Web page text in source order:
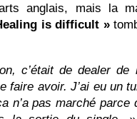
anglais, mais la
is difficult »
c’était de dealer de
faire avoir. J’ai eu un
n’a pas marché parce